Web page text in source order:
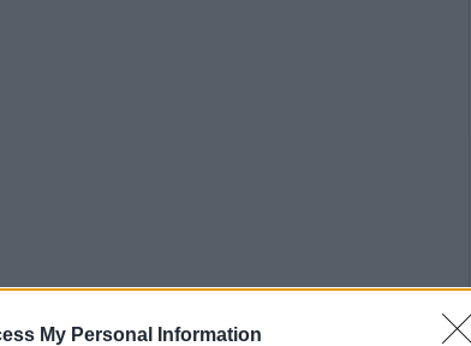
My Personal Information